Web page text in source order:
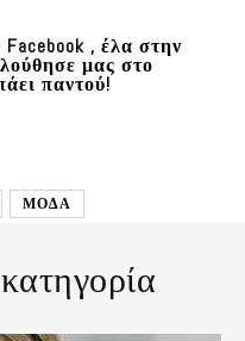
Facebook , έλα στην
μας στο
παντού!
ΜΌΔΑ